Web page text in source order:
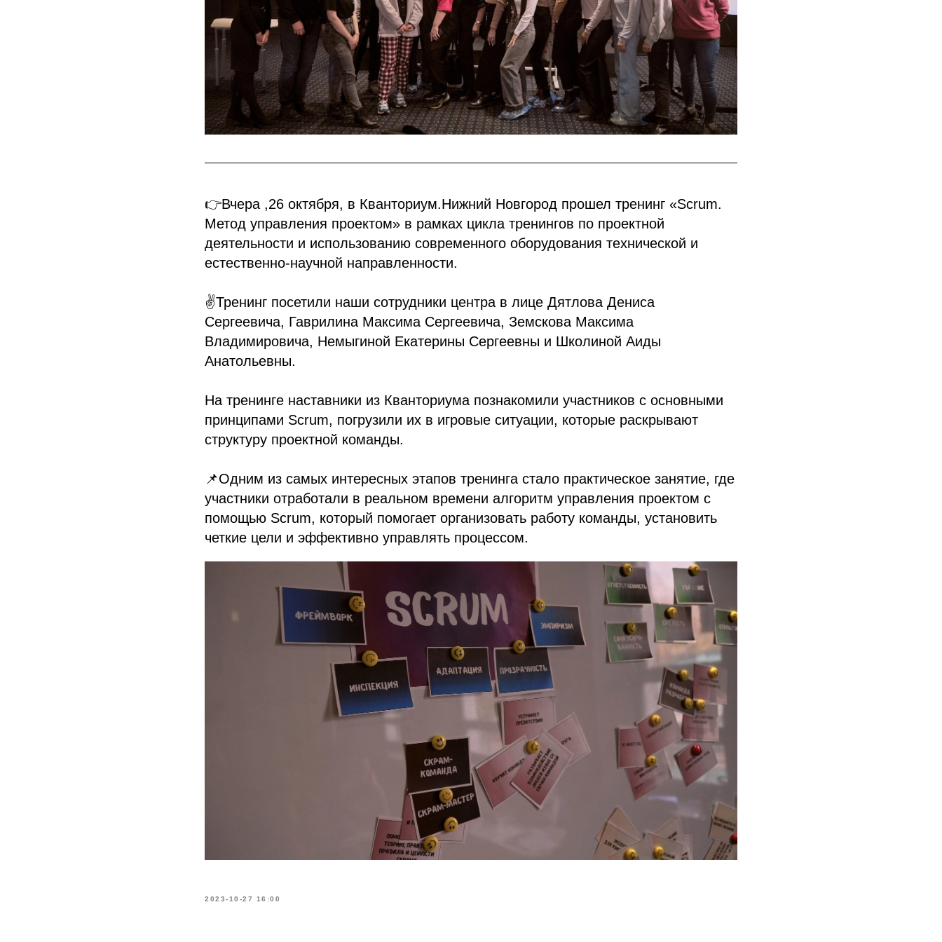
👉Вчера ,26 октября, в Кванториум.Нижний Новгород прошел тренинг «Scrum.
Метод управления проектом» в рамках цикла тренингов по проектной
деятельности и использованию современного оборудования технической и
естественно-научной направленности.
✌Тренинг посетили наши сотрудники центра в лице Дятлова Дениса
Сергеевича, Гаврилина Максима Сергеевича, Земскова Максима
Владимировича, Немыгиной Екатерины Сергеевны и Школиной Аиды
Анатольевны.
На тренинге наставники из Кванториума познакомили участников с основными
принципами Scrum, погрузили их в игровые ситуации, которые раскрывают
структуру проектной команды.
📌Одним из самых интересных этапов тренинга стало практическое занятие, где
участники отработали в реальном времени алгоритм управления проектом с
помощью Scrum, который помогает организовать работу команды, установить
четкие цели и эффективно управлять процессом.
2023-10-27 16:00